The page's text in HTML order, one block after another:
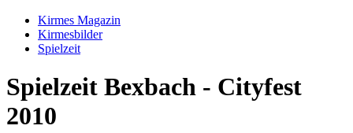
Kirmes Magazin
Kirmesbilder
Spielzeit
Spielzeit Bexbach - Cityfest
2010